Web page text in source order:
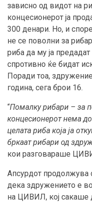
зависно од видот на
концесионерот ја
300 денари. Но, и
не се поволни за
риба да му ја
спротивно ќе бидат
Поради тоа,
година, сега брои 16.
“Помалку рибари – за
концесионерот нема
целата риба која ја
бркаат рибари од
кои разговараше
Апсурдот продолжува
дека здружението е
на ЦИВИЛ, кој сакаше